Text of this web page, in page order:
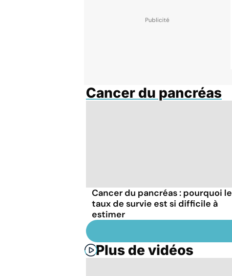
Cancer du pancréas
Cancer du pancréas : pourquoi le
taux de survie est si difficile à
estimer
Plus de vidéos